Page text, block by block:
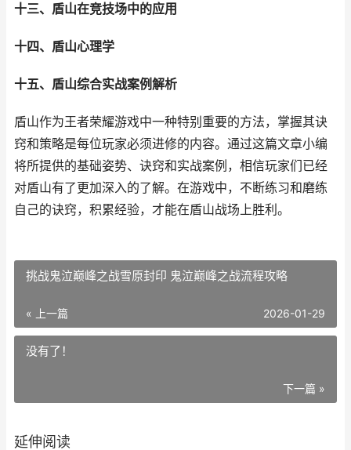
十三、盾山在竞技场中的应用
十四、盾山心理学
十五、盾山综合实战案例解析
盾山作为王者荣耀游戏中一种特别重要的方法，掌握其诀
窍和策略是每位玩家必须进修的内容。通过这篇文章小编
将所提供的基础姿势、诀窍和实战案例，相信玩家们已经
对盾山有了更加深入的了解。在游戏中，不断练习和磨练
自己的诀窍，积累经验，才能在盾山战场上胜利。
挑战鬼泣巅峰之战雪原封印 鬼泣巅峰之战流程攻略
« 上一篇 2026-01-29
没有了！
下一篇 »
延伸阅读